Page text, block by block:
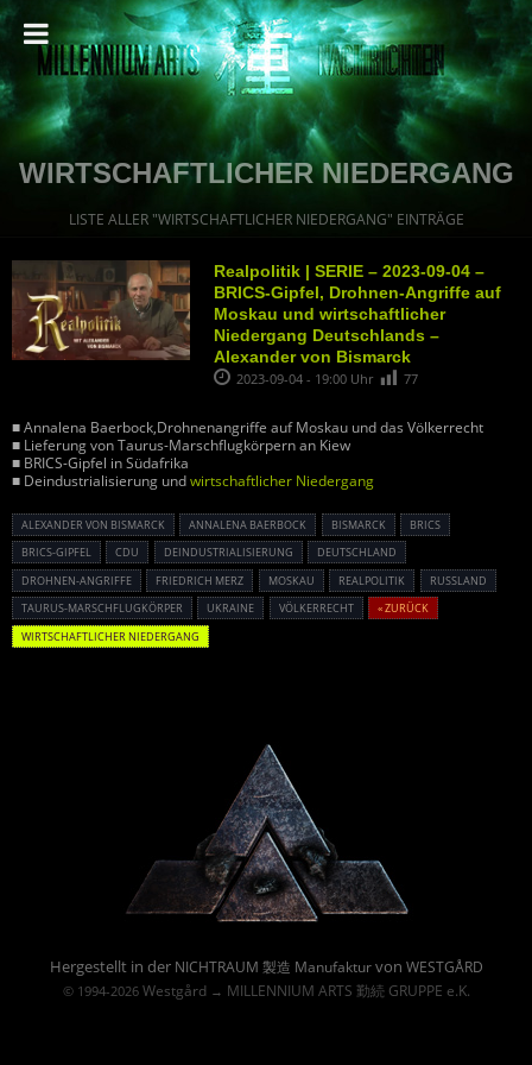
WIRTSCHAFTLICHER NIEDERGANG
LISTE ALLER "WIRTSCHAFTLICHER NIEDERGANG" EINTRÄGE
Realpolitik | SERIE – 2023-09-04 –
BRICS-Gipfel, Drohnen-Angriffe auf
Moskau und wirtschaftlicher
Niedergang Deutschlands –
Alexander von Bismarck
2023-09-04 - 19:00 Uhr 77
■ Annalena Baerbock,Drohnenangriffe auf Moskau und das Völkerrecht
■ Lieferung von Taurus-Marschflugkörpern an Kiew
■ BRICS-Gipfel in Südafrika
■ Deindustrialisierung undwirtschaftlicher Niedergang
ALEXANDER VON BISMARCK ANNALENA BAERBOCK BISMARCK
BRICS
BRICS-GIPFEL
CDU DEINDUSTRIALISIERUNG
DEUTSCHLAND
DROHNEN-ANGRIFFE
FRIEDRICH MERZ MOSKAU REALPOLITIK
RUSSLAND
TAURUS-MARSCHFLUGKÖRPER
UKRAINE VÖLKERRECHT
« ZURÜCK
WIRTSCHAFTLICHER NIEDERGANG
Hergestellt in der NICHTRAUM 製造 Manufakturvon WESTGÅRD
© 1994-2026 Westgård→ MILLENNIUM ARTS 勤続 GRUPPE e.K.
Powered By :